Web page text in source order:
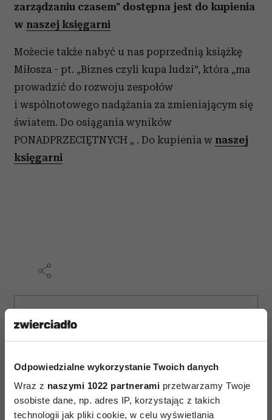
Odpowiedzialne wykorzystanie Twoich danych
Wraz z naszymi 1022 partnerami przetwarzamy Twoje
osobiste dane, np. adres IP, korzystając z takich
technologii jak pliki cookie, w celu wyświetlania
zarządzaniu czasem" dostępna jest do kupienia
w naszej księgarni
Możecie także nabyć u nas poprzednią książkę
Miłosza - pt. „Biznes czyli kupa ludzi”, która „ma
prowadzić do rozwoju zespołów
i wspólnotowego nadążania za zmieniającym się
światem. Do osiągania wyników
PONADPRZECIĘTNYCH „ . Do kupienia w naszej
księgarni